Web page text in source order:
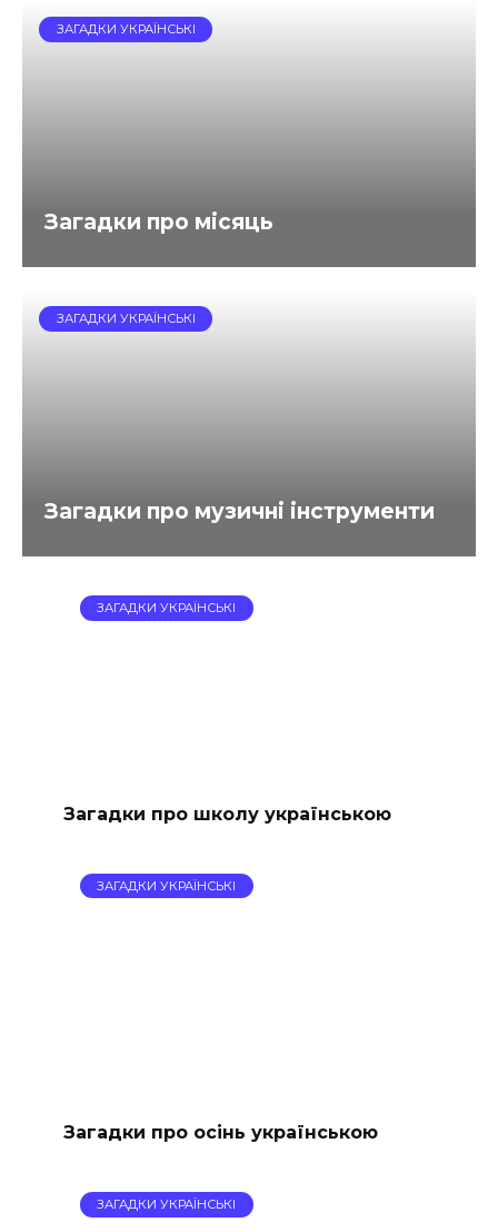
ЗАГАДКИ УКРАЇНСЬКІ
Загадки про місяць
ЗАГАДКИ УКРАЇНСЬКІ
Загадки про музичні інструменти
ЗАГАДКИ УКРАЇНСЬКІ
Загадки про школу українською
ЗАГАДКИ УКРАЇНСЬКІ
Загадки про осінь українською
ЗАГАДКИ УКРАЇНСЬКІ